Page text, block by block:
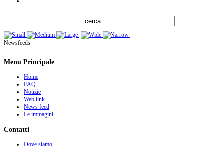
Newsfeeds
Menu Principale
Home
FAQ
Notizie
Web link
News feed
Le immagini
Contatti
Dove siamo